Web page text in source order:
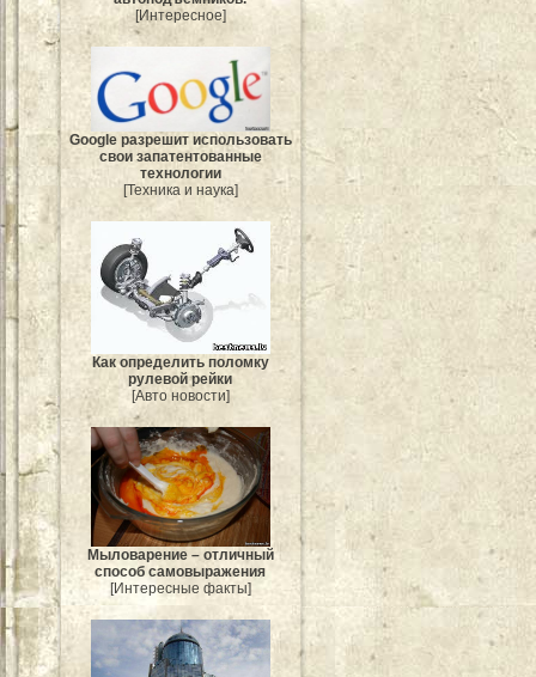
[Интересное]
Google разрешит использовать
свои запатентованные
технологии
[Техника и наука]
Как определить поломку
рулевой рейки
[Авто новости]
Мыловарение – отличный
способ самовыражения
[Интересные факты]